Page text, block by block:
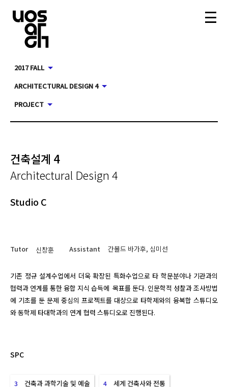
2017 FALL
ARCHITECTURAL DESIGN 4
PROJECT
건축설계 4
Architectural Design 4
Studio C
Tutor 신창훈 Assistant 간볼드 바가후, 심미선
기존 정규 설계수업에서 더욱 확장된 특화수업으로 타 학문분야나 기관과의
협력과 연계를 통한 융합 지식 습득에  목표를 둔다. 인문학적 성찰과 조사방법
에 기초를 둔 문제 중심의 프로젝트를 대상으로 타학제와의 융복합 스튜디오
와 동학제 타대학과의 연계 협력 스튜디오로 진행된다.
SPC
3 건축과 과학기술 및 예술 4 세계 건축사와 전통